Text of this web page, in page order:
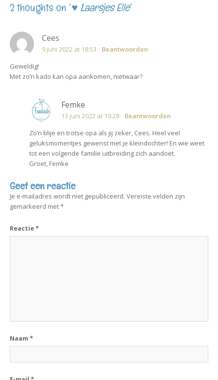
2 thoughts on “♥ Laarsjes Elle”
Cees
9 juni 2022 at 18:53
Beantwoorden
Geweldig!
Met zo’n kado kan opa aankomen, nietwaar?
Femke
13 juni 2022 at 10:28
Beantwoorden
Zo’n blije en trotse opa als jij zeker, Cees. Heel veel
geluksmomentjes gewenst met je kleindochter! En wie weet
tot een volgende familie uitbreiding zich aandoet.
Groet, Femke
Geef een reactie
Je e-mailadres wordt niet gepubliceerd. Vereiste velden zijn
gemarkeerd met*
Reactie*
Naam *